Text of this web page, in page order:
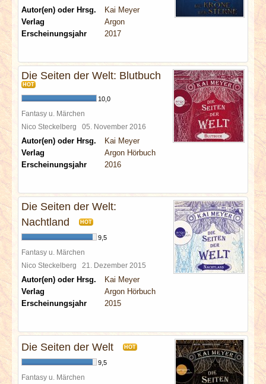
Autor(en) oder Hrsg.
Kai Meyer
Verlag
Argon
Erscheinungsjahr
2017
Die Seiten der Welt: Blutbuch
HOT
10,0
Fantasy u. Märchen
Nico Steckelberg 05. November 2016
Autor(en) oder Hrsg.
Kai Meyer
Verlag
Argon Hörbuch
Erscheinungsjahr
2016
Die Seiten der Welt:
Nachtland
HOT
9,5
Fantasy u. Märchen
Nico Steckelberg 21. Dezember 2015
Autor(en) oder Hrsg.
Kai Meyer
Verlag
Argon Hörbuch
Erscheinungsjahr
2015
Die Seiten der Welt HOT
9,5
Fantasy u. Märchen